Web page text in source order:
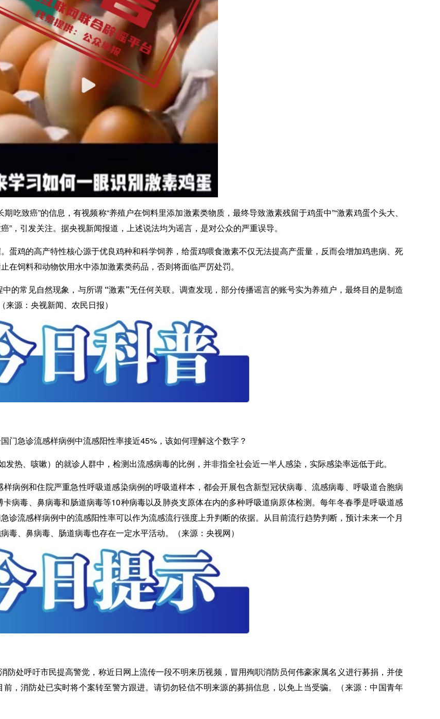
吃致癌”的信息，有视频称“养殖户在饲料里添加激素类物质，最终导致激素残留于鸡蛋中”“激素鸡蛋个头大、
，引发关注。据央视新闻报道，上述说法均为谣言，是对公众的严重误导。
蛋鸡的高产特性核心源于优良鸡种和科学饲养，给蛋鸡喂食激素不仅无法提高产蛋量，反而会增加鸡患病、死
饲料和动物饮用水中添加激素类药品，否则将面临严厉处罚。
的常见自然现象，与所谓 “激素”无任何关联。 调查发现，部分传播谣言的账号实为养殖户，最终目的是制造
源：央视新闻、农民日报）
门急诊流感样病例中流感阳性率接近45%，该如何理解这个数字？
热、咳嗽）的就诊人群中，检测出流感病毒的比例，并非指全社会近一半人感染，实际感染率远低于此。
例和住院严重急性呼吸道感染病例的呼吸道样本，都会开展包含新型冠状病毒、流感病毒、呼吸道合胞病
病毒、鼻病毒和肠道病毒等10种病毒以及肺炎支原体在内的多种呼吸道病原体检测。每年冬春季是呼吸道感
诊流感样病例中的流感阳性率可以作为流感流行强度上升判断的依据。从目前流行趋势判断，预计未来一个月
、鼻病毒、肠道病毒也存在一定水平活动。（来源：央视网）
防处呼吁市民提高警觉，称近日网上流传一段不明来历视频，冒用殉职消防员何伟豪家属名义进行募捐，并使
，消防处已实时将个案转至警方跟进。请切勿轻信不明来源的募捐信息，以免上当受骗。（来源：中国青年